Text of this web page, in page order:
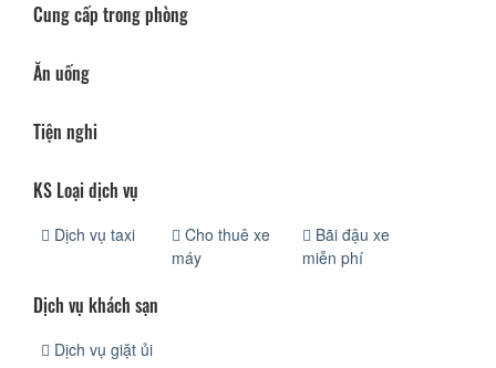
Cung cấp trong phòng
Ăn uống
Tiện nghi
KS Loại dịch vụ
Dịch vụ taxi
Cho thuê xe
máy
Bãi đậu xe
miễn phí
Dịch vụ khách sạn
Dịch vụ giặt ủi